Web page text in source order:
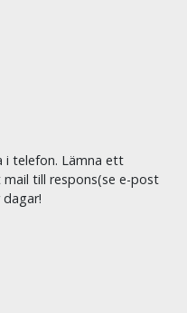
i telefon. Lämna ett
till respons(se e-post